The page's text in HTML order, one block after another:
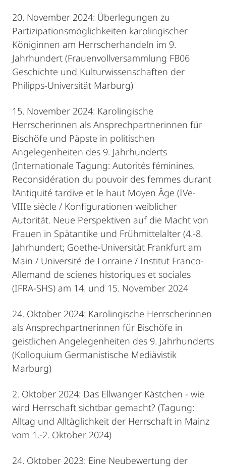
20. November 2024: Überlegungen zu
Partizipationsmöglichkeiten karolingischer
Königinnen am Herrscherhandeln im 9.
Jahrhundert (Frauenvollversammlung FB06
Geschichte und Kulturwissenschaften der
Philipps-Universität Marburg)
15. November 2024: Karolingische
Herrscherinnen als Ansprechpartnerinnen für
Bischöfe und Päpste in politischen
Angelegenheiten des 9. Jahrhunderts
(Internationale Tagung: Autorités féminines.
Reconsidération du pouvoir des femmes durant
l’Antiquité tardive et le haut Moyen Âge (IVe-
VIIIe siècle / Konfigurationen weiblicher
Autorität. Neue Perspektiven auf die Macht von
Frauen in Spätantike und Frühmittelalter (4.-8.
Jahrhundert; Goethe-Universität Frankfurt am
Main / Université de Lorraine / Institut Franco-
Allemand de scienes historiques et sociales
(IFRA-SHS) am 14. und 15. November 2024
24. Oktober 2024: Karolingische Herrscherinnen
als Ansprechpartnerinnen für Bischöfe in
geistlichen Angelegenheiten des 9. Jahrhunderts
(Kolloquium Germanistische Mediävistik
Marburg)
2. Oktober 2024: Das Ellwanger Kästchen - wie
wird Herrschaft sichtbar gemacht? (Tagung:
Alltag und Alltäglichkeit der Herrschaft in Mainz
vom 1.-2. Oktober 2024)
24. Oktober 2023: Eine Neubewertung der